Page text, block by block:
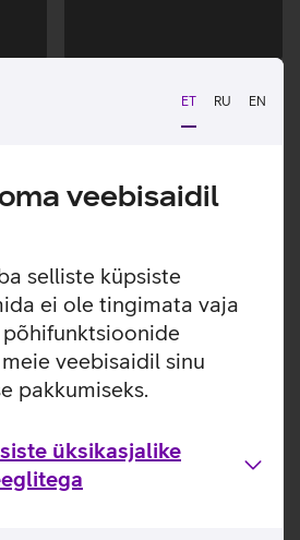
ET RU EN
veebisaidil
selliste küpsiste
ei ole tingimata vaja
veebisaidil sinu
pakkumiseks.
üksikasjalike